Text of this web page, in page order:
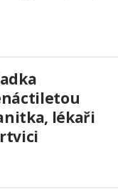
lékaři